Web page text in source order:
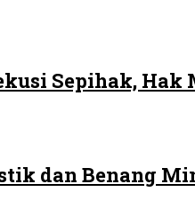
Sepihak,
dan Benang